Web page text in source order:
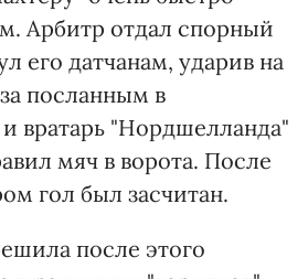
Арбитр отдал спорный
его датчанам, ударив на
посланным в
вратарь "Нордшелланда"
мяч в ворота. После
гол был засчитан.
после этого